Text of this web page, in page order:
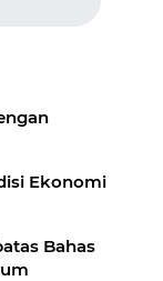
Ekonomi
Bahas